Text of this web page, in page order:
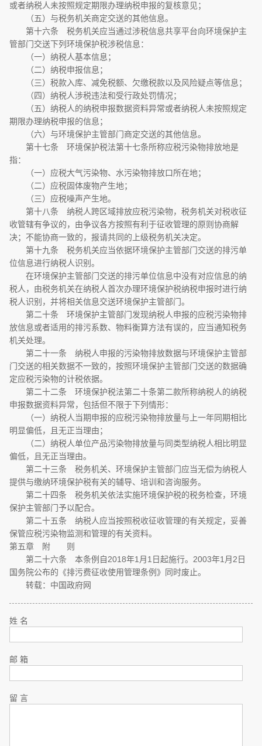
或者纳税人未按照规定期限办理纳税申报的复核意见；
（五）与税务机关商定交送的其他信息。
第十六条 税务机关应当通过涉税信息共享平台向环境保护主
管部门交送下列环境保护税涉税信息：
（一）纳税人基本信息；
（二）纳税申报信息；
（三）税款入库、减免税额、欠缴税款以及风险疑点等信息；
（四）纳税人涉税违法和受行政处罚情况；
（五）纳税人的纳税申报数据资料异常或者纳税人未按照规定
期限办理纳税申报的信息；
（六）与环境保护主管部门商定交送的其他信息。
第十七条 环境保护税法第十七条所称应税污染物排放地是
指：
（一）应税大气污染物、水污染物排放口所在地；
（二）应税固体废物产生地；
（三）应税噪声产生地。
第十八条 纳税人跨区域排放应税污染物，税务机关对税收征
收管辖有争议的，由争议各方按照有利于征收管理的原则协商解
决；不能协商一致的，报请共同的上级税务机关决定。
第十九条 税务机关应当依据环境保护主管部门交送的排污单
位信息进行纳税人识别。
在环境保护主管部门交送的排污单位信息中没有对应信息的纳
税人，由税务机关在纳税人首次办理环境保护税纳税申报时进行纳
税人识别，并将相关信息交送环境保护主管部门。
第二十条 环境保护主管部门发现纳税人申报的应税污染物排
放信息或者适用的排污系数、物料衡算方法有误的，应当通知税务
机关处理。
第二十一条 纳税人申报的污染物排放数据与环境保护主管部
门交送的相关数据不一致的，按照环境保护主管部门交送的数据确
定应税污染物的计税依据。
第二十二条 环境保护税法第二十条第二款所称纳税人的纳税
申报数据资料异常，包括但不限于下列情形：
（一）纳税人当期申报的应税污染物排放量与上一年同期相比
明显偏低，且无正当理由；
（二）纳税人单位产品污染物排放量与同类型纳税人相比明显
偏低，且无正当理由。
第二十三条 税务机关、环境保护主管部门应当无偿为纳税人
提供与缴纳环境保护税有关的辅导、培训和咨询服务。
第二十四条 税务机关依法实施环境保护税的税务检查，环境
保护主管部门予以配合。
第二十五条 纳税人应当按照税收征收管理的有关规定，妥善
保管应税污染物监测和管理的有关资料。
第五章 附 则
第二十六条 本条例自2018年1月1日起施行。2003年1月2日
国务院公布的《排污费征收使用管理条例》同时废止。
转载：中国政府网
姓 名
邮 箱
留 言